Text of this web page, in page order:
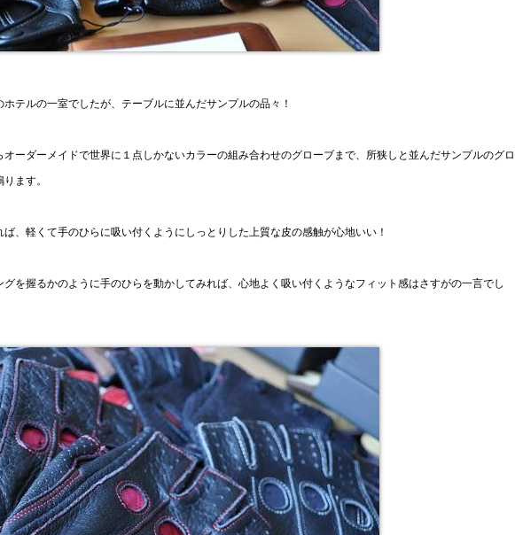
テルの一室でしたが、テーブルに並んだサンプルの品々！
オーダーメイドで世界に１点しかないカラーの組み合わせのグローブまで、所狭しと並んだサンプルのグロ
ます。
、軽くて手のひらに吸い付くようにしっとりした上質な皮の感触が心地いい！
を握るかのように手のひらを動かしてみれば、心地よく吸い付くようなフィット感はさすがの一言でし